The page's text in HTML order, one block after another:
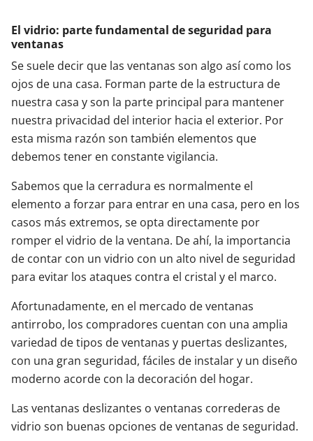
El vidrio: parte fundamental de seguridad para
ventanas
Se suele decir que las ventanas son algo así como los
ojos de una casa. Forman parte de la estructura de
nuestra casa y son la parte principal para mantener
nuestra privacidad del interior hacia el exterior. Por
esta misma razón son también elementos que
debemos tener en constante vigilancia.
Sabemos que la cerradura es normalmente el
elemento a forzar para entrar en una casa, pero en los
casos más extremos, se opta directamente por
romper el vidrio de la ventana. De ahí, la importancia
de contar con un vidrio con un alto nivel de seguridad
para evitar los ataques contra el cristal y el marco.
Afortunadamente, en el mercado de ventanas
antirrobo, los compradores cuentan con una amplia
variedad de tipos de ventanas y puertas deslizantes,
con una gran seguridad, fáciles de instalar y un diseño
moderno acorde con la decoración del hogar.
Las ventanas deslizantes o ventanas correderas de
vidrio son buenas opciones de ventanas de seguridad.